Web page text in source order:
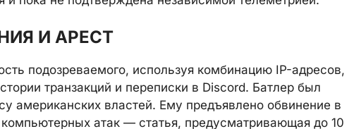
И АРЕСТ
подозреваемого, используя комбинацию IP-адресов,
транзакций и переписки в Discord. Батлер был
американских властей. Ему предъявлено обвинение в
атак — статья, предусматривающая до 10